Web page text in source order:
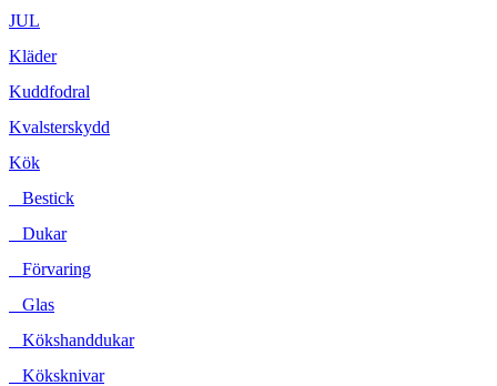
JUL
Kläder
Kuddfodral
Kvalsterskydd
Kök
Bestick
Dukar
Förvaring
Glas
Kökshanddukar
Köksknivar